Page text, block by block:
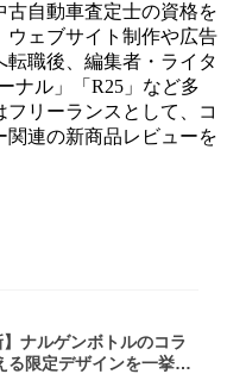
古自動車査定士の資格を
ウェブサイト制作や広告
職後、編集者・ライタ
ナル」「R25」など多
リーランスとして、コ
関連の新商品レビューを
】ナルゲンボトルのコラ
る限定デザインを一挙紹